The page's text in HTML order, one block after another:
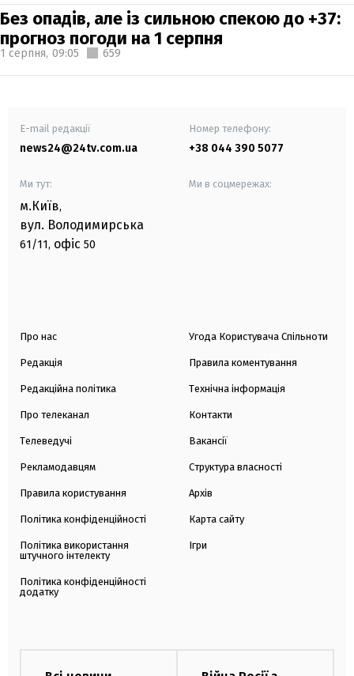
Без опадів, але із сильною спекою до +37:
прогноз погоди на 1 серпня
1 серпня, 09:05 659
E-mail редакції
news24@24tv.com.ua
Номер телефону:
+38 044 390 5077
Ми тут:
м.Київ,
вул. Володимирська
61/11, офіс 50
Ми в соцмережах:
Про нас
Редакція
Редакційна політика
Про телеканал
Телеведучі
Рекламодавцям
Правила користування
Політика конфіденційності
Політика використання
штучного інтелекту
Політика конфіденційності
додатку
Угода Користувача Спільноти
Правила коментування
Технічна інформація
Контакти
Вакансії
Структура власності
Архів
Карта сайту
Ігри